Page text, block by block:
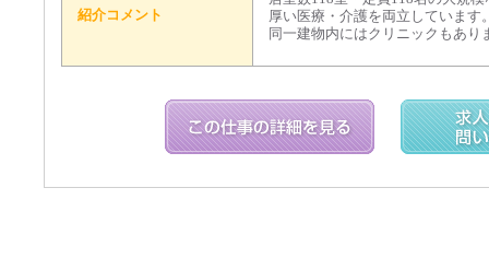
紹介コメント
厚い医療・介護を両立しています
同一建物内にはクリニックもあり